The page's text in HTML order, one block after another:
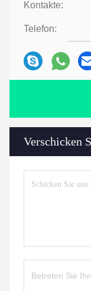
Kontakte:
Telefon:
Verschicken